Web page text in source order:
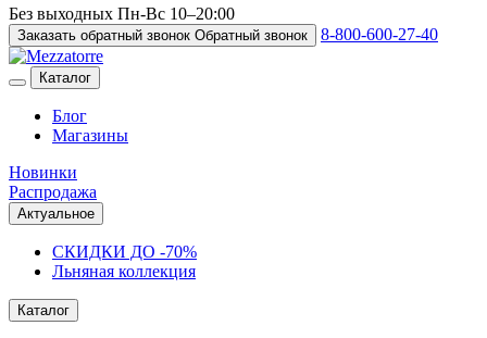
Без выходных Пн-Вс 10–20:00
Заказать обратный звонок Обратный звонок 8-800-600-27-40
Каталог
Блог
Магазины
Новинки
Распродажа
Актуальное
СКИДКИ ДО -70%
Льняная коллекция
Каталог